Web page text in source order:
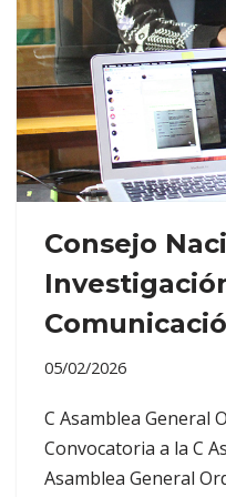
Consejo
05/02/2026
C Asamblea General
Convocatoria a la C
Asamblea General